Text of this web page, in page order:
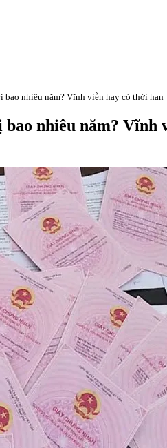
bao nhiêu năm? Vĩnh viễn hay có thời hạn
bao nhiêu năm? Vĩnh